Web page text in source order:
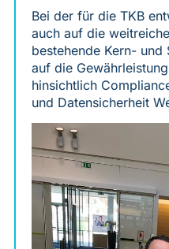
Bei der für die TKB
auch auf die
bestehende Kern- und
auf die
hinsichtlich
und Datensicherheit